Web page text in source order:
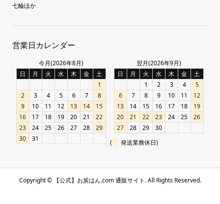
七輪ほか
営業日カレンダー
今月(2026年8月)
日
月 火 水 木 金
土
1
2
3 4 5 6 7
8
9
10 11 12 13 14
15
16
17 18 19 20 21
22
23
24 25 26 27 28
29
30
31
翌月(2026年9月)
日
月 火 水 木 金
土
1
2 3 4
5
6
7 8 9 10 11
12
13
14 15 16 17 18
19
20
21 22 23 24 25
26
27
28 29
30
(
発送業務休日)
Copyright ©【公式】お炭はん.com 通販サイト. All Rights Reserved.